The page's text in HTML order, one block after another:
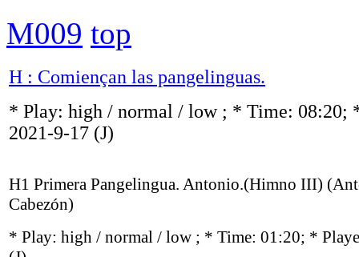
M009 top
H : Comiençan las pangelinguas.
* Play: high / normal / low ; * Time: 08:20;
2021-9-17 (J)
H1 Primera Pangelingua. Antonio.(Himno III)
Cabezón)
* Play: high / normal / low ; * Time: 01:20; *